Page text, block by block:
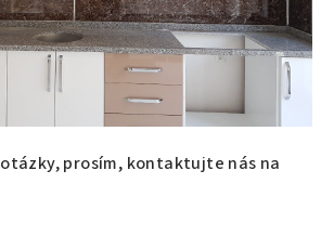
prosím, kontaktujte nás na